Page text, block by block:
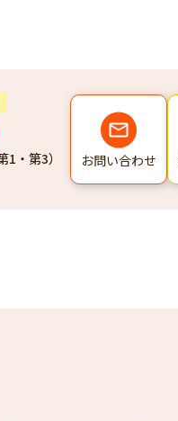
・第3） お問い合わせ